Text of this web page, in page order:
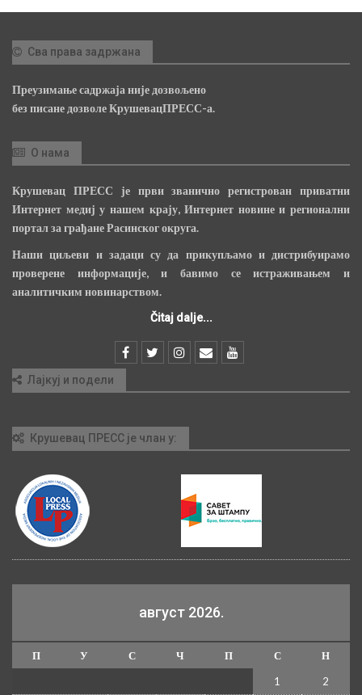
Сва права задржана
Преузимање садржаја није дозвољено
без писане дозволе КрушевацПРЕСС-а.
О нама
Крушевац ПРЕСС је први званично регистрован приватни
Интернет медиј у нашем крају, Интернет новине и регионални
портал за грађане Расинског округа.
Наши циљеви и задаци су да прикупљамо и дистрибуирамо
проверене информације, и бавимо се истраживањем и
аналитичким новинарством.
Čitaj dalje...
Лајкуј и подели
Крушевац ПРЕСС је члан у:
август 2026.
П У С Ч П С
Н
1
2